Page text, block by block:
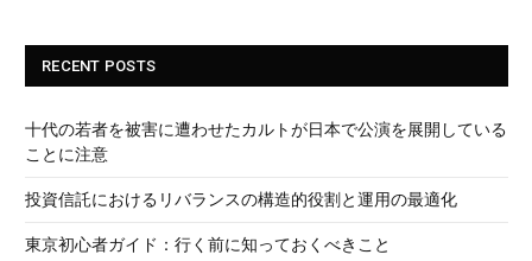
RECENT POSTS
十代の若者を被害に遭わせたカルトが日本で公演を展開している
ことに注意
投資信託におけるリバランスの構造的役割と運用の最適化
東京初心者ガイド：行く前に知っておくべきこと